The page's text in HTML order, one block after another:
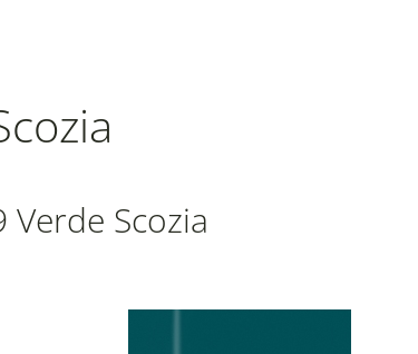
Scozia